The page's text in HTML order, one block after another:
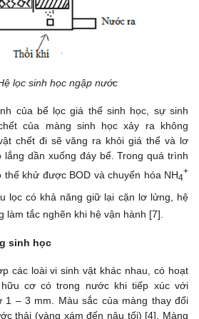
lọc sinh học ngập nước
của bể lọc giá thể sinh học, sự sinh
của màng sinh học xảy ra không
chết đi sẽ văng ra khỏi giá thể và lơ
dần xuống đáy bể. Trong quá trình
thể khử được BOD và chuyển hóa NH4
+
lọc có khả năng giữ lại cặn lơ lửng, hệ
làm tắc nghẽn khi hệ vận hành [7].
sinh học
các loài vi sinh vật khác nhau, có hoạt
cơ có trong nước khi tiếp xúc với
1 – 3 mm. Màu sắc của màng thay đổi
thải (vàng xám đến nâu tối) [4]. Màng